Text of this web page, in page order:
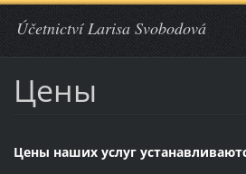
Účetnictví Larisa Svobodová
Цены
Цены наших услуг